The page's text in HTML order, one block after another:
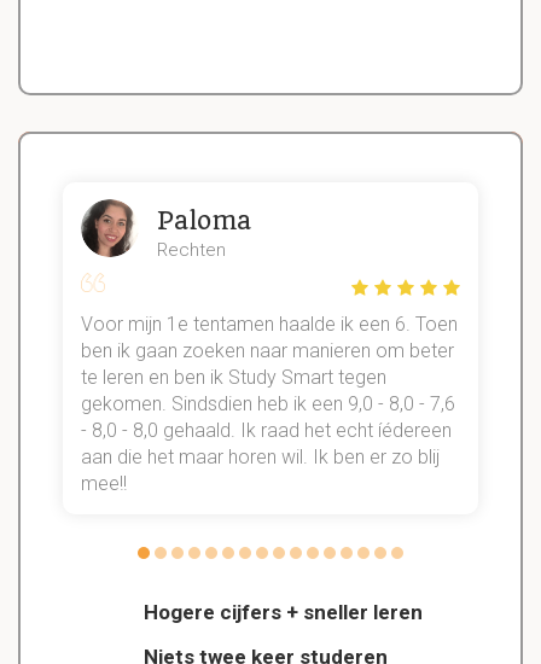
Hogere cijfers + sneller leren
Niets twee keer studeren
Paloma
Rechten
Voor mijn 1e tentamen haalde ik een 6. Toen
ben ik gaan zoeken naar manieren om beter
te leren en ben ik Study Smart tegen
gekomen. Sindsdien heb ik een 9,0 - 8,0 - 7,6
- 8,0 - 8,0 gehaald. Ik raad het echt íédereen
aan die het maar horen wil. Ik ben er zo blij
mee!!